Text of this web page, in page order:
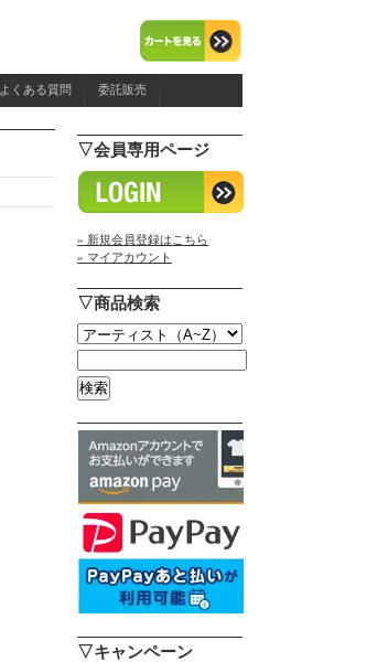
よくある質問 委託販売
▽会員専用ページ
» 新規会員登録はこちら
» マイアカウント
▽商品検索
▽キャンペーン